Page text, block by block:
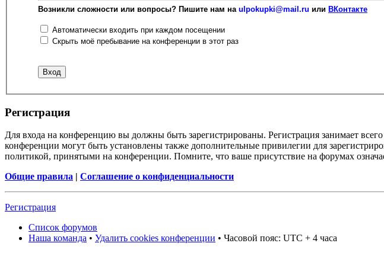
Возникли сложности или вопросы? Пишите нам на ulpokupki@mail.ru или ВКонтакте
Автоматически входить при каждом посещении
Скрыть моё пребывание на конференции в этот раз
Регистрация
Для входа на конференцию вы должны быть зарегистрированы. Регистрация занимает
конференции могут быть установлены также дополнительные привилегии для
политикой, принятыми на конференции. Помните, что ваше присутствие на форумах
Общие правила | Соглашение о конфиденциальности
Регистрация
Список форумов
Наша команда • Удалить cookies конференции • Часовой пояс: UTC + 4 часа